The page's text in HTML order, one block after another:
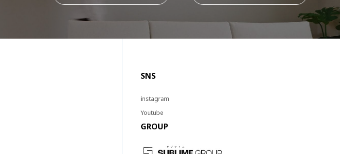
SNS
instagram
Youtube
GROUP